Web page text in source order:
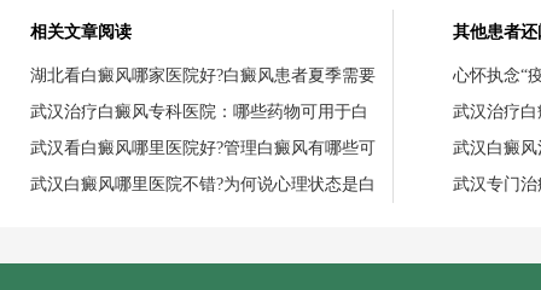
相关文章阅读
湖北看白癜风哪家医院好?白癜风患者夏季需要
武汉治疗白癜风专科医院：哪些药物可用于白
武汉看白癜风哪里医院好?管理白癜风有哪些可
武汉白癜风哪里医院不错?为何说心理状态是白
其他患者
心怀执念“
武汉治疗
武汉白癜
武汉专门